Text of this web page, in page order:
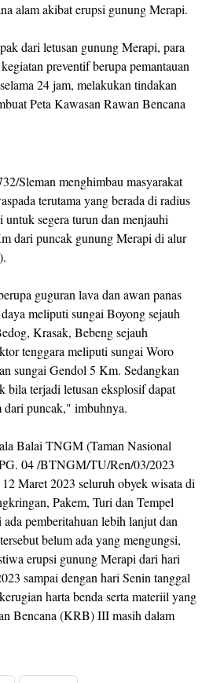
alam akibat erupsi gunung Merapi.
dari letusan gunung Merapi, para
preventif berupa pemantauan
24 jam, melakukan tindakan
Peta Kawasan Rawan Bencana
Sleman menghimbau masyarakat
terutama yang berada di radius
segera turun dan menjauhi
dari puncak gunung Merapi di alur
guguran lava dan awan panas
meliputi sungai Boyong sejauh
Krasak, Bebeng sejauh
tenggara meliputi sungai Woro
sungai Gendol 5 Km. Sedangkan
bila terjadi letusan eksplosif dapat
puncak," imbuhnya.
Balai TNGM (Taman Nasional
04 /BTNGM/TU/Ren/03/2023
Maret 2023 seluruh obyek wisata di
Pakem, Turi dan Tempel
pemberitahuan lebih lanjut dan
belum ada yang mengungsi,
erupsi gunung Merapi dari hari
sampai dengan hari Senin tanggal
harta benda serta materiil yang
Bencana (KRB) III masih dalam